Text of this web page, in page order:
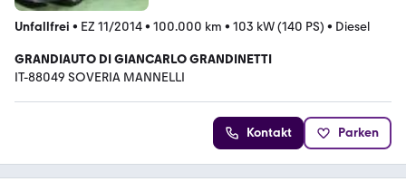
Unfallfrei • EZ 11/2014• 100.000 km • 103 kW (140 PS) • Diesel
GRANDIAUTO DI GIANCARLO GRANDINETTI
IT-88049 SOVERIA MANNELLI
Kontakt Parken